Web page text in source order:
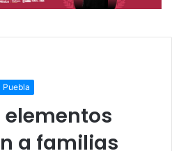
Puebla
elementos
a familias